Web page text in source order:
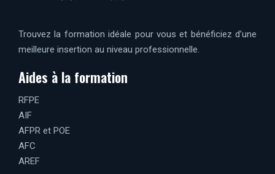
Trouvez la formation idéale pour vous et bénéficiez d’une
meilleure insertion au niveau professionnelle.
Aides à la formation
RFPE
AIF
AFPR et POE
AFC
AREF